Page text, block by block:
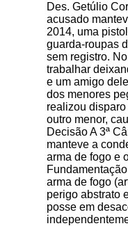
Des. Getúlio
acusado
2014, uma
guarda-roupas
sem registro.
trabalhar
e um amigo
dos menores
realizou
outro menor,
Decisão A 3ª
manteve a
arma de fogo e
arma de fogo
perigo abstrato
posse em